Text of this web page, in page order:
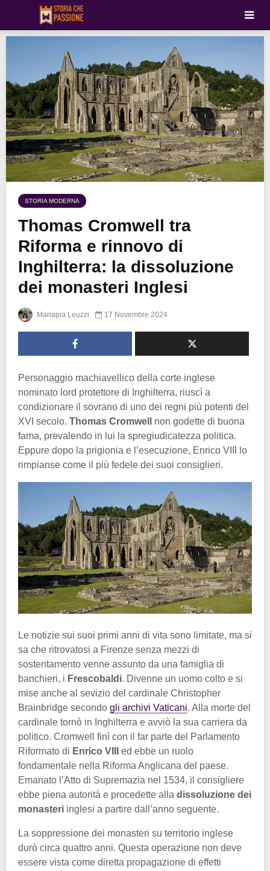
STORIA MODERNA
Thomas Cromwell tra
Riforma e rinnovo di
Inghilterra: la dissoluzione
dei monasteri Inglesi
Mariapia Leuzzi 17 Novembre 2024
Personaggio machiavellico della corte inglese
nominato lord protettore di Inghilterra, riuscì a
condizionare il sovrano di uno dei regni più potenti del
XVI secolo. Thomas Cromwell non godette di buona
fama, prevalendo in lui la spregiudicatezza politica.
Eppure dopo la prigionia e l’esecuzione, Enrico VIII lo
rimpianse come il più fedele dei suoi consiglieri.
Le notizie sui suoi primi anni di vita sono limitate, ma si
sa che ritrovatosi a Firenze senza mezzi di
sostentamento venne assunto da una famiglia di
banchieri, i Frescobaldi. Divenne un uomo colto e si
mise anche al sevizio del cardinale Christopher
Brainbridge secondo gli archivi Vaticani. Alla morte del
cardinale tornò in Inghilterra e avviò la sua carriera da
politico. Cromwell finì con il far parte del Parlamento
Riformato di Enrico VIII
ed ebbe un ruolo
fondamentale nella Riforma Anglicana del paese.
Emanato l’Atto di Supremazia nel 1534, il consigliere
ebbe piena autorità e procedette alla dissoluzione dei
monasteri inglesi a partire dall’anno seguente.
La soppressione dei monasteri su territorio inglese
durò circa quattro anni. Questa operazione non deve
essere vista come diretta propagazione di effetti